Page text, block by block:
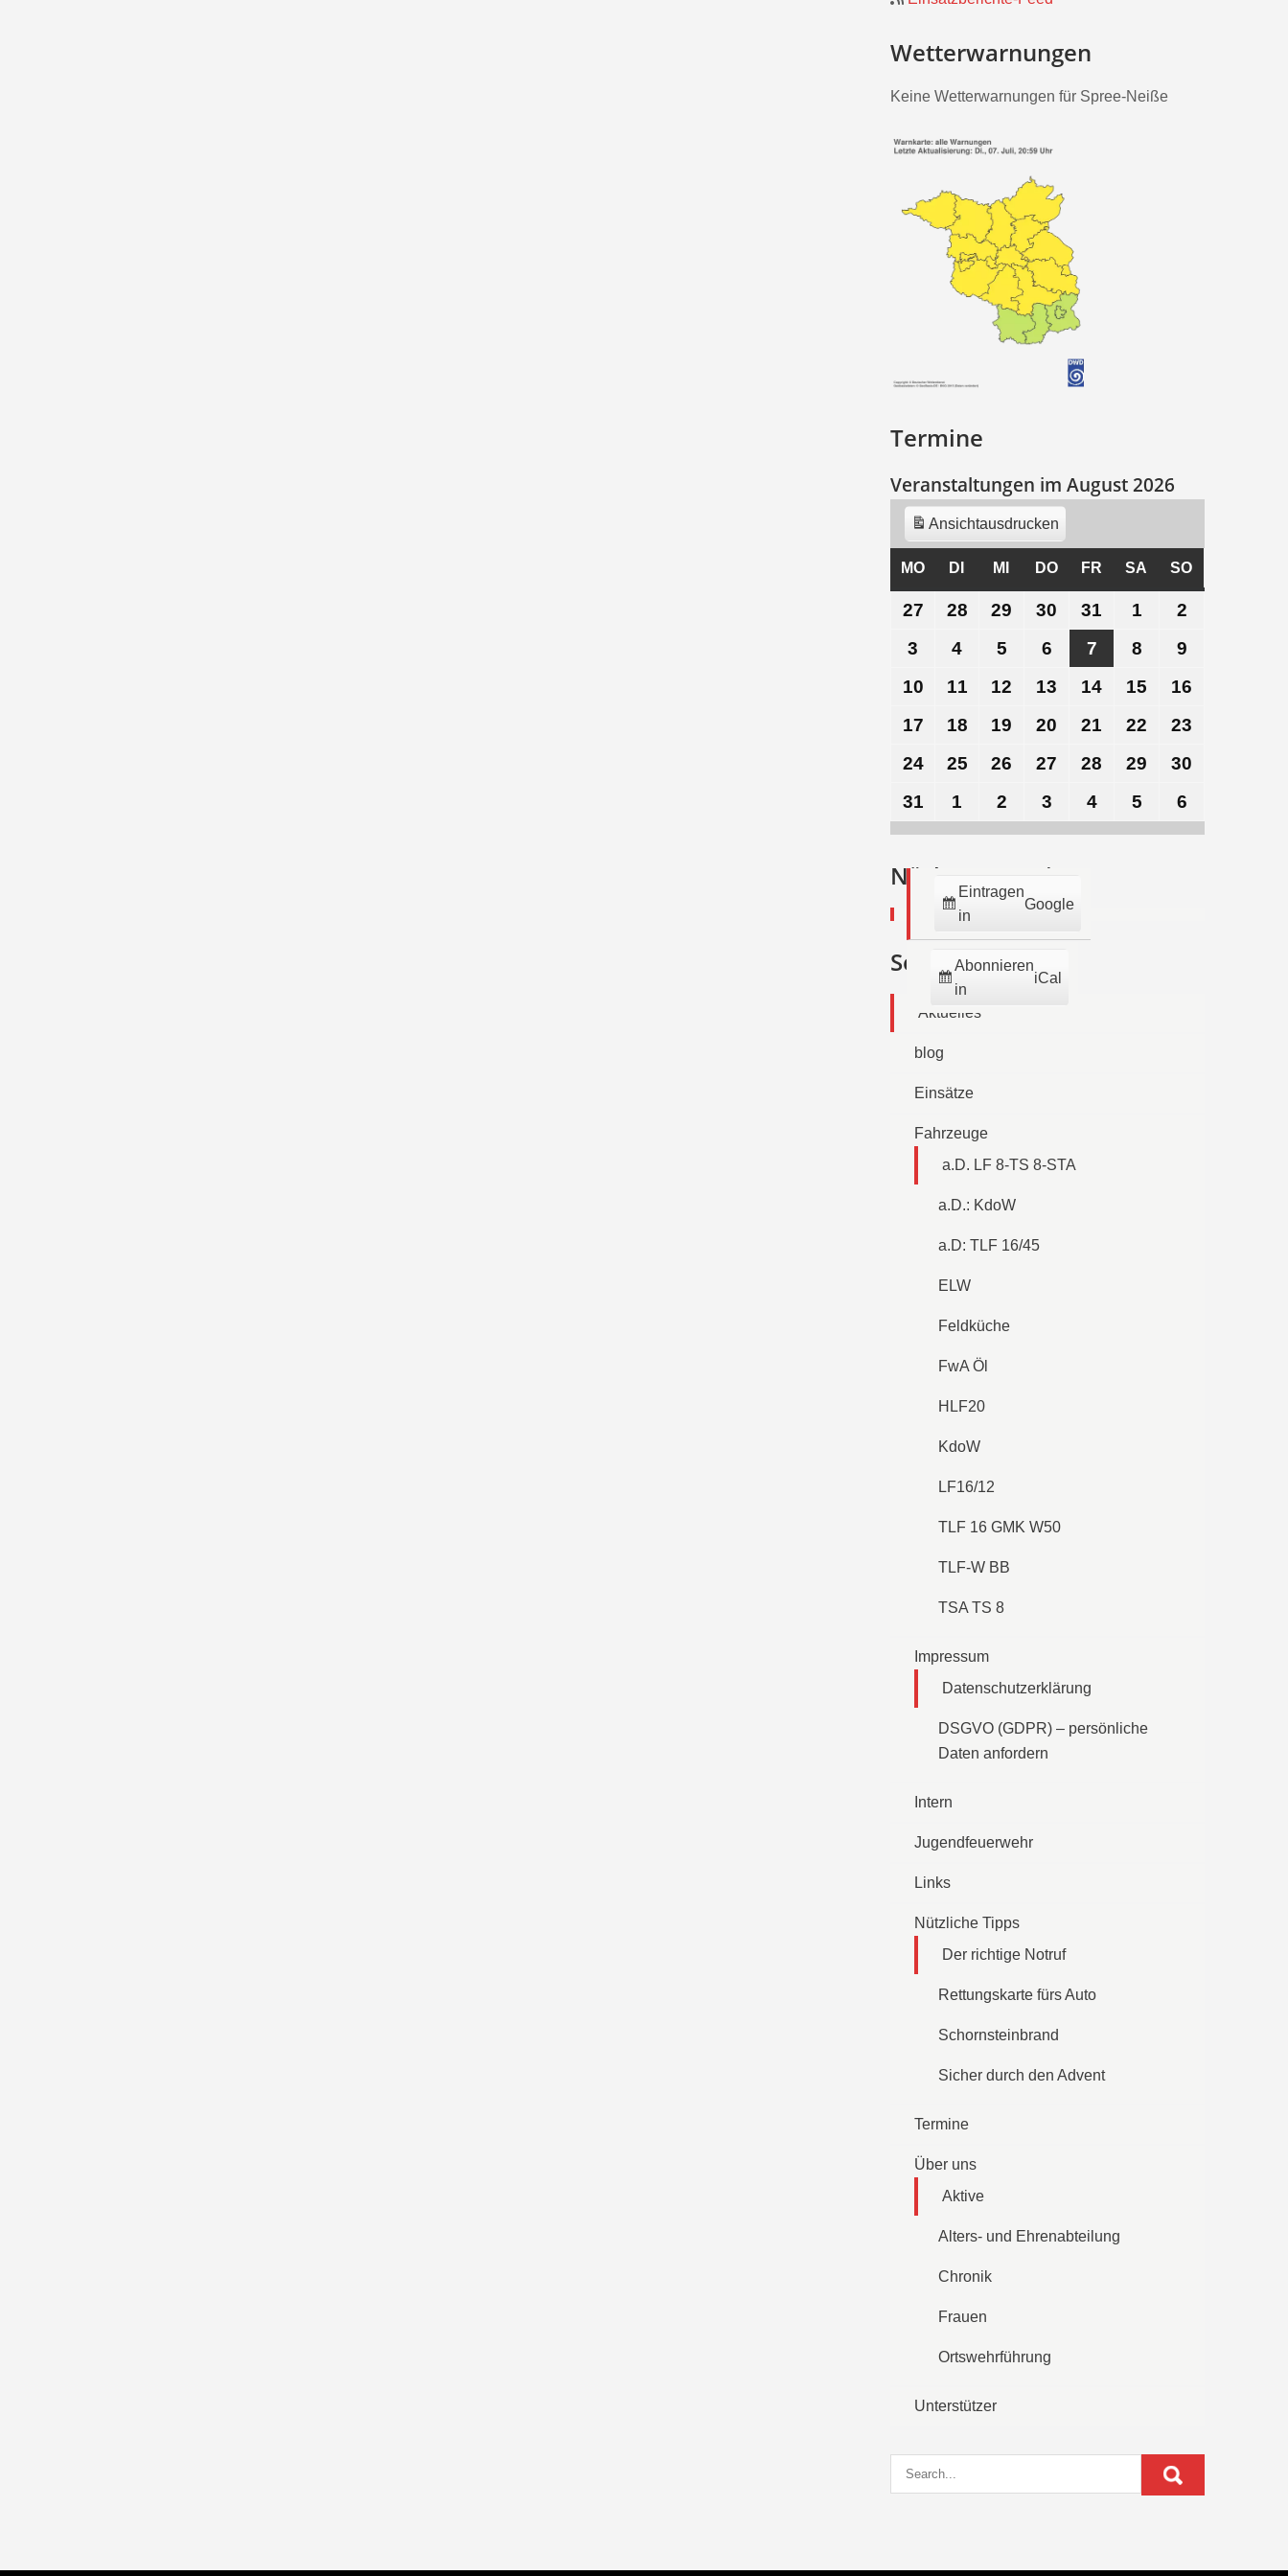
Wetterwarnungen
Keine Wetterwarnungen für Spree-Neiße
Termine
Veranstaltungen im August 2026
Ansichtausdrucken
MOMONTAG
DI DIENSTAG
MI MITTWOCH
DODONNERSTAG
FR FREITAG
SA SAMSTAG
SO
27 27.28 28.
Juli
29 29.
Juli
30 30.
Juli
2026
31
Juli
2026
1
August
2
3
August
4
August
5
August
6
August
7
August
8
August
9
August
10 10.
August
11 11.
August
12 12.
August
13 13.
August
14 14.
August
15 15.
August
16
17 17.
August
18 18.
August
19 19.
August
20 20.
August
21 21.
August
22 22.
August
23
2424.
August
2026
25 25.
August
2026
26 26.
August
2026
27 27.
August
2026
28 28.
August
2026
29 29.
August
2026
30
2026
31
August
1
September
2
September
3
September
44.
September
5
September
6
September
Eintragen
in
Google
Abonnieren
in
iCal
Nächste Termine:
Seiten
Aktuelles
blog
Einsätze
Fahrzeuge
a.D. LF 8-TS 8-STA
a.D.: KdoW
a.D: TLF 16/45
ELW
Feldküche
FwA Öl
HLF20
KdoW
LF16/12
TLF 16 GMK W50
TLF-W BB
TSA TS 8
Impressum
Datenschutzerklärung
DSGVO (GDPR) – persönliche
Daten anfordern
Intern
Jugendfeuerwehr
Links
Nützliche Tipps
Der richtige Notruf
Rettungskarte fürs Auto
Schornsteinbrand
Sicher durch den Advent
Termine
Über uns
Aktive
Alters- und Ehrenabteilung
Chronik
Frauen
Ortswehrführung
Unterstützer